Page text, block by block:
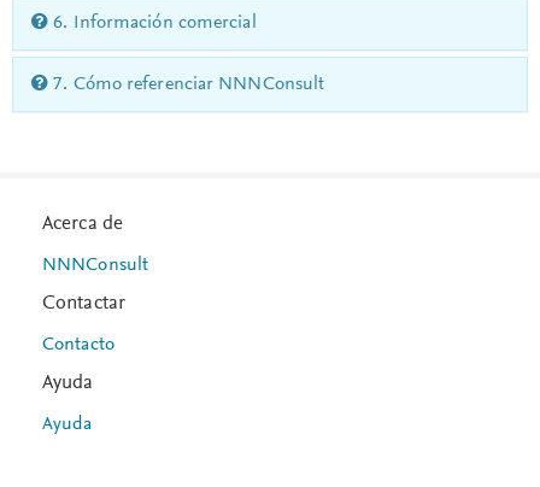
6. Información comercial
7. Cómo referenciar NNNConsult
Acerca de
NNNConsult
Contactar
Contacto
Ayuda
Ayuda